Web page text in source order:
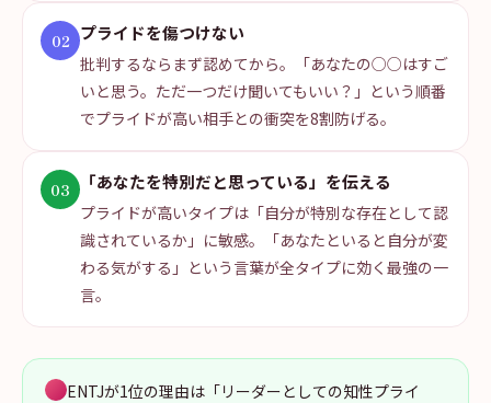
02 プライドを傷つけない
批判するならまず認めてから。「あなたの○○はすご
いと思う。ただ一つだけ聞いてもいい？」という順番
でプライドが高い相手との衝突を8割防げる。
03 「あなたを特別だと思っている」を伝える
プライドが高いタイプは「自分が特別な存在として認
識されているか」に敏感。「あなたといると自分が変
わる気がする」という言葉が全タイプに効く最強の一
言。
ENTJが1位の理由は「リーダーとしての知性プライ